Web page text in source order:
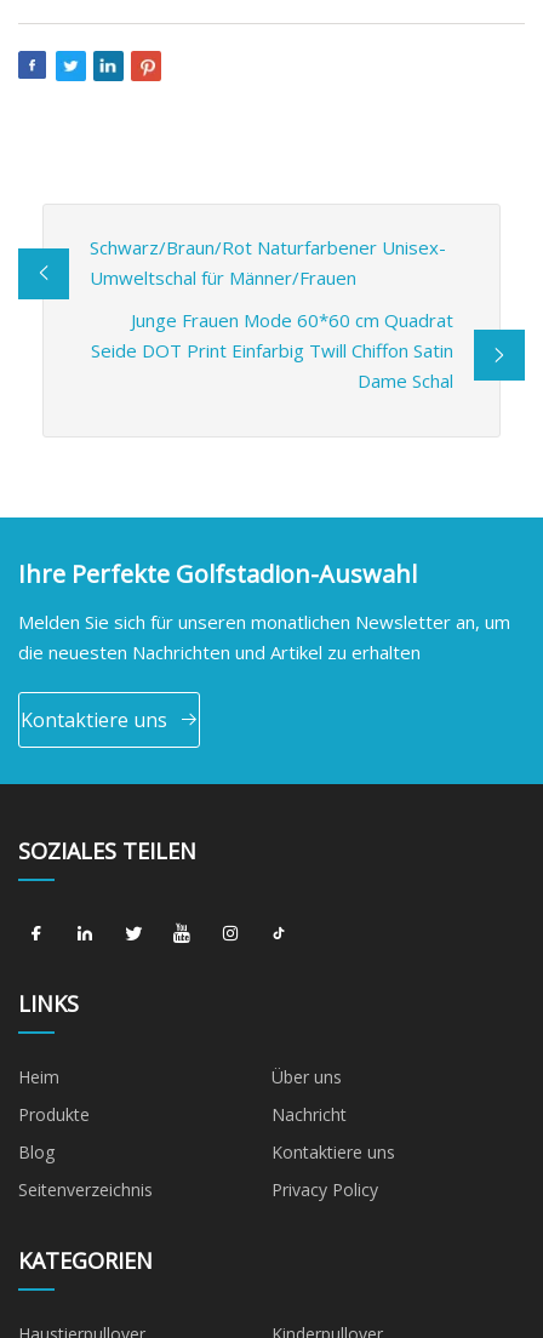
Schwarz/Braun/Rot Naturfarbener Unisex-
Umweltschal für Männer/Frauen
Junge Frauen Mode 60*60 cm Quadrat
Seide DOT Print Einfarbig Twill Chiffon Satin
Dame Schal
Ihre Perfekte Golfstadion-Auswahl
Melden Sie sich für unseren monatlichen Newsletter an, um
die neuesten Nachrichten und Artikel zu erhalten
Kontaktiere uns
SOZIALES TEILEN
LINKS
Heim
Über uns
Produkte
Nachricht
Blog
Kontaktiere uns
Seitenverzeichnis
Privacy Policy
KATEGORIEN